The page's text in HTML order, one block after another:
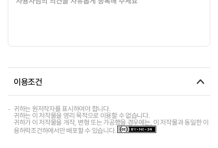
이용조건
귀하는 원저작자를 표시하여야 합니다.
귀하는 이 저작물을 영리 목적으로 이용할 수 없습니다.
귀하가 이 저작물을 개작, 변형 또는 가공했을 경우에는, 이 저작물과 동일한 이
용허락조건하에서만 배포할 수 있습니다.